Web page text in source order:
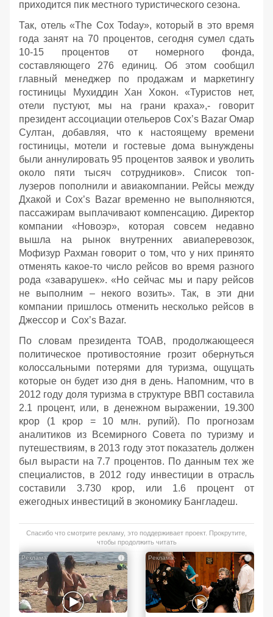
приходится пик местного туристического сезона.
Так, отель «The Cox Today», который в это время
года занят на 70 процентов, сегодня сумел сдать
10-15 процентов от номерного фонда,
составляющего 276 единиц. Об этом сообщил
главный менеджер по продажам и маркетингу
гостиницы Мухиддин Хан Хокон. «Туристов нет,
отели пустуют, мы на грани краха»,- говорит
президент ассоциации отельеров Cox’s Bazar Омар
Султан, добавляя, что к настоящему времени
гостиницы, мотели и гостевые дома вынуждены
были аннулировать 95 процентов заявок и уволить
около пяти тысяч сотрудников». Список топ-
лузеров пополнили и авиакомпании. Рейсы между
Дхакой и Cox’s Bazar временно не выполняются,
пассажирам выплачивают компенсацию. Директор
компании «Новоэр», которая совсем недавно
вышла на рынок внутренних авиаперевозок,
Мофизур Рахман говорит о том, что у них принято
отменять какое-то число рейсов во время разного
рода «заварушек». «Но сейчас мы и пару рейсов
не выполним – некого возить». Так, в эти дни
компании пришлось отменить несколько рейсов в
Джессор и Cox’s Bazar.
По словам президента ТОАВ, продолжающееся
политическое противостояние грозит обернуться
колоссальными потерями для туризма, ощущать
которые он будет изо дня в день. Напомним, что в
2012 году доля туризма в структуре ВВП составила
2.1 процент, или, в денежном выражении, 19.300
крор (1 крор = 10 млн. рупий). По прогнозам
аналитиков из Всемирного Совета по туризму и
путешествиям, в 2013 году этот показатель должен
был вырасти на 7.7 процентов. По данным тех же
специалистов, в 2012 году инвестиции в отрасль
составили 3.730 крор, или 1.6 процент от
ежегодных инвестиций в экономику Бангладеш.
Спасибо что смотрите рекламу, это поддерживает проект. Прокрутите,
чтобы продолжить читать
i i